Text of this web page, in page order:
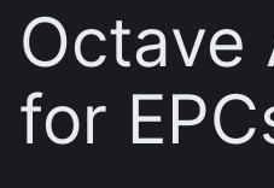
Octave
for